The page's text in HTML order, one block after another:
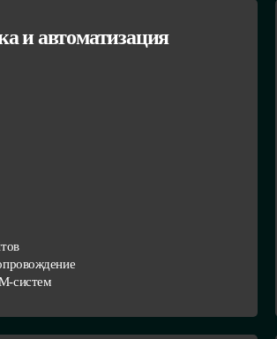
и автоматизация
систем